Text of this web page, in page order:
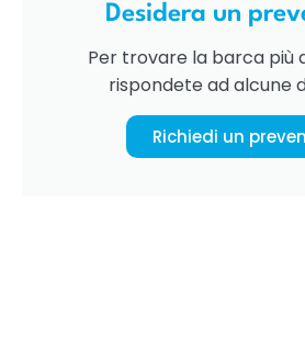
Desidera un
Per trovare la barca più
rispondete ad alcune
Richiedi un